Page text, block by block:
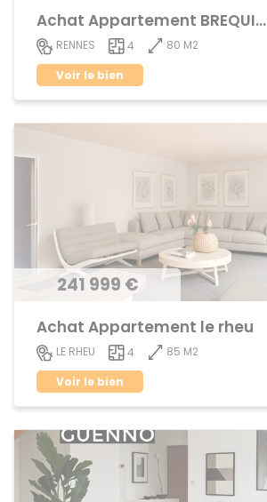
Achat Appartement BREQUIGNY
RENNES 4
80 M2
Voir le bien
241 999 €
Achat Appartement le rheu
LE RHEU 4
85 M2
Voir le bien